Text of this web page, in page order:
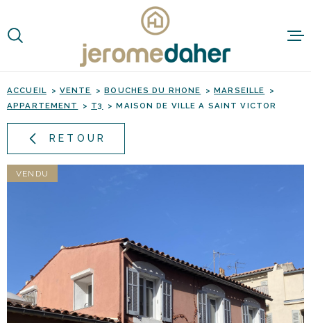
lamenu
contenu
ACCUEIL VENTE BOUCHES DU RHONE
MARSEILLE
APPARTEMENT
T3 MAISON DE VILLE A SAINT VICTOR
RETOUR
VENDU
VOTRE
RECHERCHE
DE
Budget
BUDGET
RECHERCHER